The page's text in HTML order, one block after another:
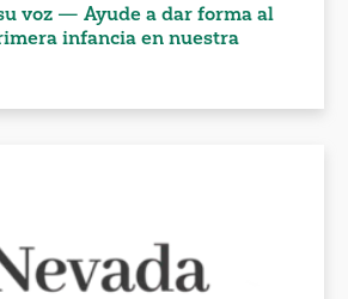
voz — Ayude a dar forma al
infancia en nuestra